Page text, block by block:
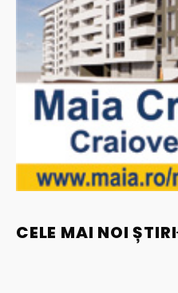
CELE MAI NOI ȘTIRI